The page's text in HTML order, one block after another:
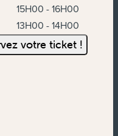
15H00 - 16H00
13H00 - 14H00
votre ticket !